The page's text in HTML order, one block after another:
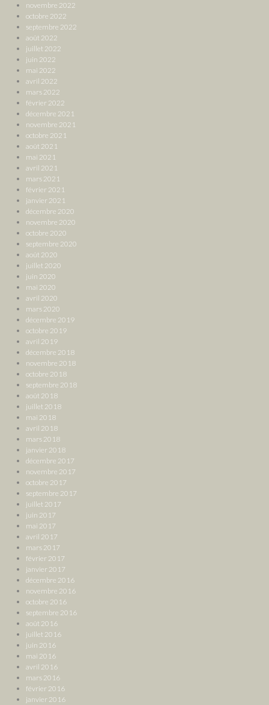
novembre 2022
octobre 2022
septembre 2022
août 2022
juillet 2022
juin 2022
mai 2022
avril 2022
mars 2022
février 2022
décembre 2021
novembre 2021
octobre 2021
août 2021
mai 2021
avril 2021
mars 2021
février 2021
janvier 2021
décembre 2020
novembre 2020
octobre 2020
septembre 2020
août 2020
juillet 2020
juin 2020
mai 2020
avril 2020
mars 2020
décembre 2019
octobre 2019
avril 2019
décembre 2018
novembre 2018
octobre 2018
septembre 2018
août 2018
juillet 2018
mai 2018
avril 2018
mars 2018
janvier 2018
décembre 2017
novembre 2017
octobre 2017
septembre 2017
juillet 2017
juin 2017
mai 2017
avril 2017
mars 2017
février 2017
janvier 2017
décembre 2016
novembre 2016
octobre 2016
septembre 2016
août 2016
juillet 2016
juin 2016
mai 2016
avril 2016
mars 2016
février 2016
janvier 2016